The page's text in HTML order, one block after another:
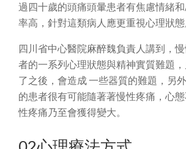
過四十歲的頭痛頭暈患者有焦慮情緒
率高，針對這類病人應更重視心理狀態
四川省中心醫院麻醉魏負責人講到，
者的一系列心理狀態與精神實質難題
了之後，會造成 一些器質的難題，另
的患者很有可能隨著著慢性疼痛，心
性疼痛乃至會獲得變大。